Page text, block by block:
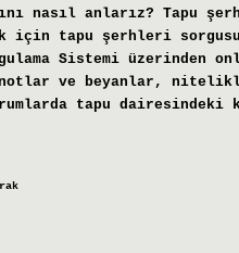
nasıl anlarız? Tapu
için tapu şerhleri
Sistemi
ve beyanlar,
tapu dairesindeki